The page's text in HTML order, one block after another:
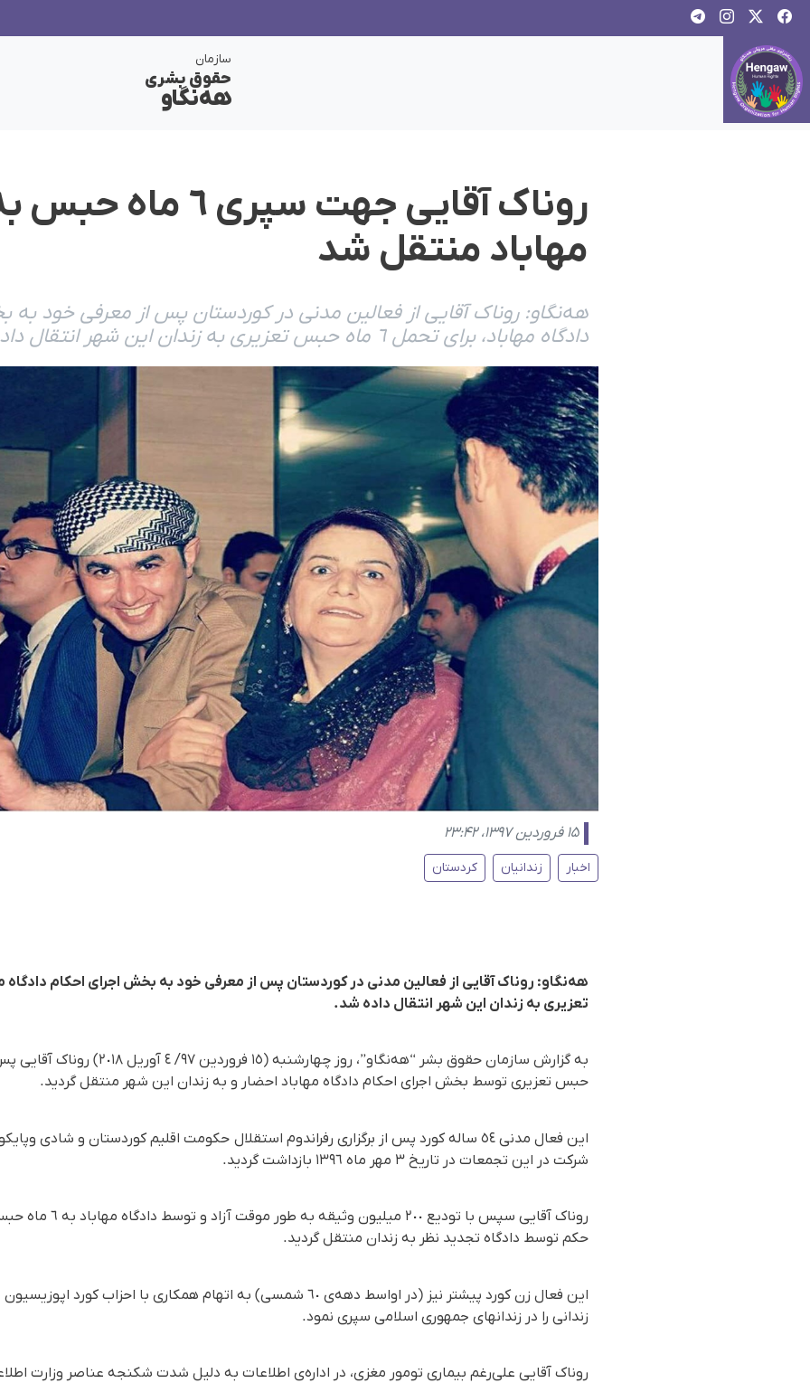
سازمان
حقوق بشری
هەنگاو
روناک آقایی جهت سپری ٦
مهاباد منتقل شد
هەنگاو: روناک آقایی از فعالین مدنی در کوردستان پس از معرفی خود به
دادگاه مهاباد، برای تحمل ٦ ماه حبس تعزیری به زندان این شهر انتقال داده شد.
۱۵ فروردین ۱۳۹۷، ۲۳:۴۲
اخبار زندانیان کردستان
تعزیری به زندان این شهر انتقال داده شد.
حبس تعزیری توسط بخش اجرای احکام دادگاه مهاباد احضار و به زندان این شهر منتقل گردید.
این فعال مدنی ٥٤ سالە کورد پس از برگزاری رفراندوم استقلال حکومت اقلیم کوردستان و شادی
شرکت در این تجمعات در تاریخ ٣ مهر ماه ١٣٩٦ بازداشت گردید.
روناک آقایی سپس با
حکم توسط دادگاه تجدید نظر به زندان منتقل گردید.
زندانی را در زندانهای جمهوری اسلامی سپری نمود.
روناک آقایی علی‌رغم بیماری تومور مغزی، در اداره‌ی اطلاعات به دلیل شدت شکنجه عناصر وزارت